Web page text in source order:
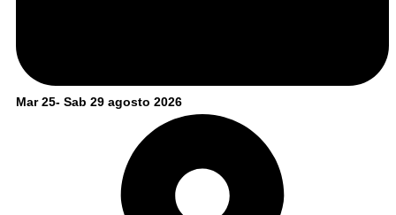
Mar 25- Sab 29 agosto 2026